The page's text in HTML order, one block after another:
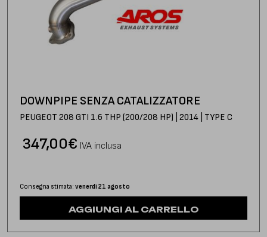
DOWNPIPE SENZA CATALIZZATORE
PEUGEOT 208 GTI 1.6 THP (200/208 HP) | 2014 | TYPE C
€
347,00 IVA inclusa
Consegna stimata: venerdì 21 agosto
AGGIUNGI AL CARRELLO